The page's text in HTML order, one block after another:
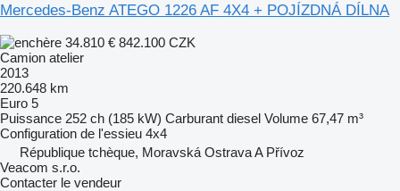
Mercedes-Benz ATEGO 1226 AF 4X4 + POJÍZDNÁ DÍLNA
34.810 € 842.100 CZK
Camion atelier
2013
220.648 km
Euro 5
Puissance 252 ch (185 kW) Carburant diesel Volume 67,47 m³
Configuration de l'essieu 4x4
République tchèque, Moravská Ostrava A Přívoz
Veacom s.r.o.
Contacter le vendeur